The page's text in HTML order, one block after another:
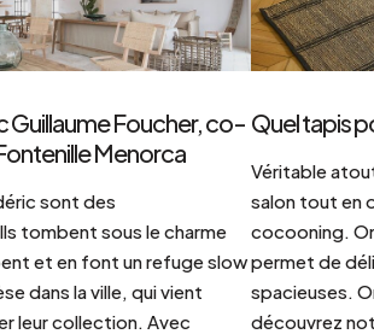
Guillaume Foucher, co-
Menorca
sont des
tombent sous le charme
et en font un refuge slow
dans la ville, qui vient
leur collection. Avec
Quel tapis
Véritable
salon tout en
cocooning.
permet de
spacieuses.
découvrez